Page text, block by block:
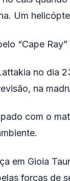
Um
“Cape
no dia
na
com o
em Gioia
forças de